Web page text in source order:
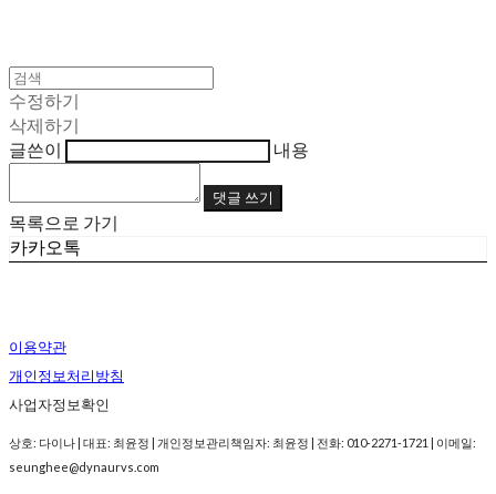
수정하기
삭제하기
글쓴이
내용
댓글 쓰기
목록으로 가기
카카오톡
이용약관
개인정보처리방침
사업자정보확인
상호: 다이나 | 대표: 최윤정 | 개인정보관리책임자: 최윤정 | 전화: 010-2271-1721 | 이메일:
seunghee@dynaurvs.com